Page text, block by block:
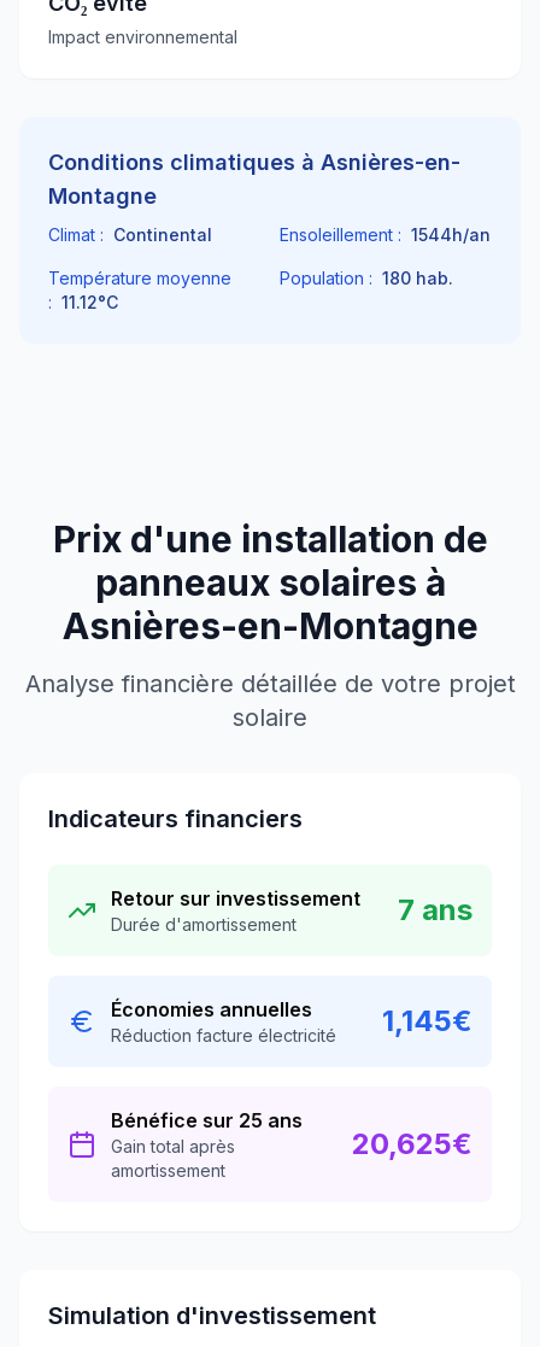
Impact environnemental
Conditions climatiques à Asnières-en-
Montagne
Climat : Continental Ensoleillement : 1544h/an
Température moyenne
: 11.12°C
Population : 180 hab.
Prix d'une installation de
panneaux solaires à
Asnières-en-Montagne
Analyse financière détaillée de votre projet
solaire
Indicateurs financiers
Retour sur investissement
Durée d'amortissement 7 ans
Économies annuelles
Réduction facture électricité 1,145€
Bénéfice sur 25 ans
Gain total après
amortissement
20,625€
Simulation d'investissement